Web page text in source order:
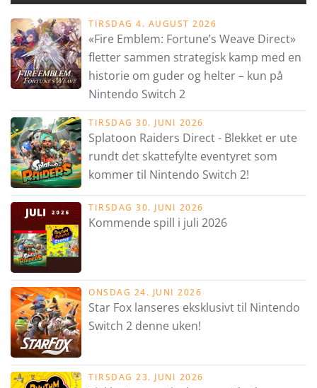
TIRSDAG 4. AUGUST 2026
«Fire Emblem: Fortune’s Weave Direct»
fletter sammen strategisk kamp med en
historie om guder og helter – kun på
Nintendo Switch 2
TIRSDAG 30. JUNI 2026
Splatoon Raiders Direct - Blekket er ute
rundt det skattefylte eventyret som
kommer til Nintendo Switch 2!
TIRSDAG 30. JUNI 2026
Kommende spill i juli 2026
ONSDAG 24. JUNI 2026
Star Fox lanseres eksklusivt til Nintendo
Switch 2 denne uken!
TIRSDAG 23. JUNI 2026